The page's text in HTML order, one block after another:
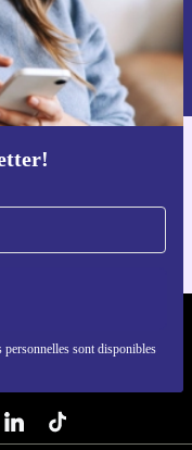
sont disponibles
personnelles
refurbed